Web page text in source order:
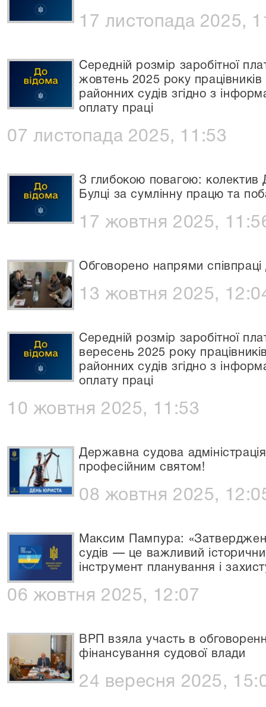
17 листопада 2025,
Середній розмір заробітної
жовтень 2025 року
районних судів згідно з
оплату праці
07 листопада 2025, 11:53
З глибокою повагою: колектив
Булці за сумлінну працю та
17 жовтня 2025,
Обговорено напрями
13 жовтня 2025,
Середній розмір заробітної
вересень 2025 року
районних судів згідно з
оплату праці
10 жовтня 2025, 11:53
Державна судова адміністрація
професійним святом!
08 жовтня 2025,
Максим Пампура:
судів — це важливий
інструмент планування і
06 жовтня 2025, 12:07
ВРП взяла участь в
фінансування судової влади
24 вересня 2025,